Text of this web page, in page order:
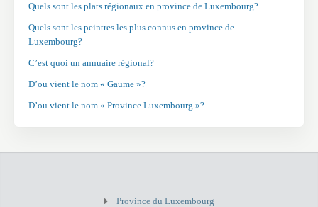
Quels sont les plats régionaux en province de Luxembourg?
Quels sont les peintres les plus connus en province de
Luxembourg?
C’est quoi un annuaire régional?
D’ou vient le nom « Gaume »?
D’ou vient le nom « Province Luxembourg »?
Province du Luxembourg